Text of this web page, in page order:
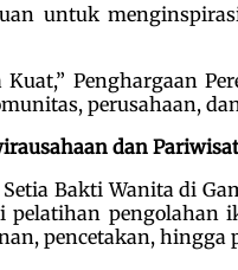
untuk
Penghargaan
perusahaan,
dan
Bakti Wanita di
pencetakan, hingga